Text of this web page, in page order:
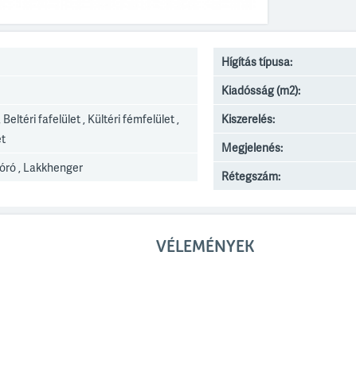
fafelület , Kültéri fémfelület ,
, Lakkhenger
Hígítás típusa:
Kiadósság (m2):
Kiszerelés:
Megjelenés:
Rétegszám:
VÉLEMÉNYEK